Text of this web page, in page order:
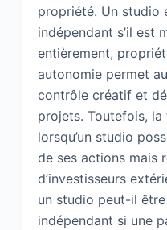
propriété. Un studio
indépendant s’il est
entièrement,
autonomie permet
contrôle créatif et
projets. Toutefois,
lorsqu’un studio
de ses actions mais
d’investisseurs
un studio peut-il
indépendant si une